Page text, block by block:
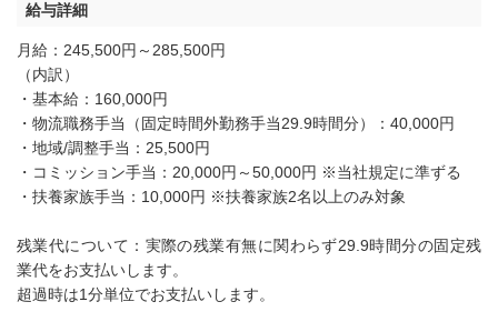
給与詳細
月給：245,500円～285,500円
（内訳）
・基本給：160,000円
・物流職務手当（固定時間外勤務手当29.9時間分）：40,000円
・地域/調整手当：25,500円
・コミッション手当：20,000円～50,000円 ※当社規定に準ずる
・扶養家族手当：10,000円 ※扶養家族2名以上のみ対象
残業代について：実際の残業有無に関わらず29.9時間分の固定残
業代をお支払いします。
超過時は1分単位でお支払いします。